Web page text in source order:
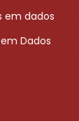
em dados
Dados